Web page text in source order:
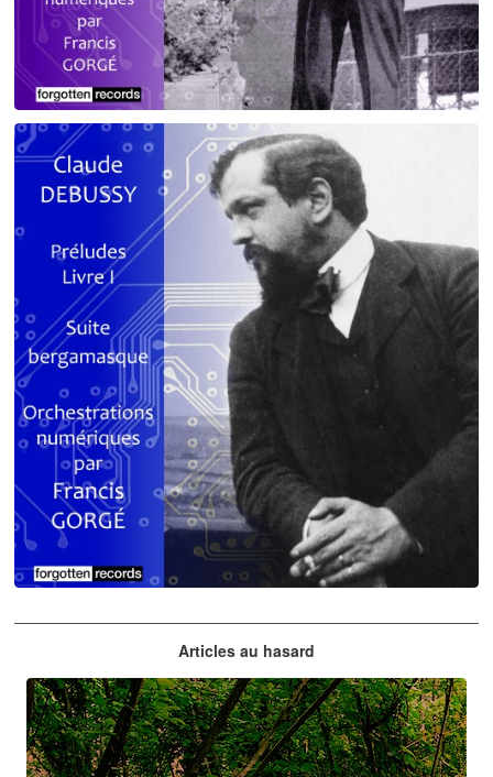
Debussy - Schmitt - Ravel
orchestrations numériques par Francis Gorgé
Articles au hasard